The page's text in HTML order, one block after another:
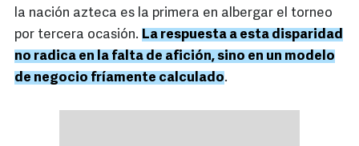
la nación azteca es la primera en albergar el torneo
por tercera ocasión. La respuesta a esta disparidad
no radica en la falta de afición, sino en un modelo
de negocio fríamente calculado.